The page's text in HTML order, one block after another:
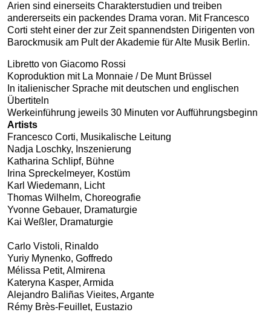
Arien sind einerseits Charakterstudien und treiben
andererseits ein packendes Drama voran. Mit Francesco
Corti steht einer der zur Zeit spannendsten Dirigenten von
Barockmusik am Pult der Akademie für Alte Musik Berlin.
Libretto von Giacomo Rossi
Koproduktion mit La Monnaie / De Munt Brüssel
In italienischer Sprache mit deutschen und englischen
Übertiteln
Werkeinführung jeweils 30 Minuten vor Aufführungsbeginn
Artists
Francesco Corti, Musikalische Leitung
Nadja Loschky, Inszenierung
Katharina Schlipf, Bühne
Irina Spreckelmeyer, Kostüm
Karl Wiedemann, Licht
Thomas Wilhelm, Choreografie
Yvonne Gebauer, Dramaturgie
Kai Weßler, Dramaturgie
Carlo Vistoli, Rinaldo
Yuriy Mynenko, Goffredo
Mélissa Petit, Almirena
Kateryna Kasper, Armida
Alejandro Baliñas Vieites, Argante
Rémy Brès-Feuillet, Eustazio